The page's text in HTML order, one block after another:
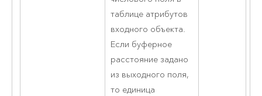
таблице атрибутов
входного объекта.
Если буферное
расстояние задано
из выходного поля,
то единица